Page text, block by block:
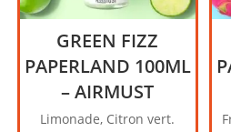
GREEN FIZZ
PAPERLAND 100ML
– AIRMUST
Limonade, Citron vert.